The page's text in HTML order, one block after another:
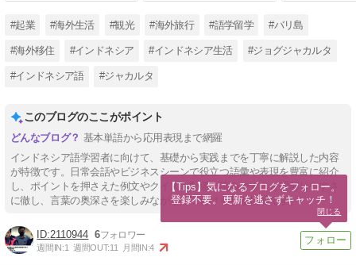
#起業 #海外生活 #観光 #海外旅行 #語学留学 #バリ島
#海外移住 #インドネシア #インドネシア生活 #ジョグジャカルタ
#インドネシア語 #ジャカルタ
このブログのここがポイント
基本単語から応用表現まで網羅
インドネシア語学習者に向けて、基礎から実践までを丁寧に解説した内容
が特徴です。日常会話やビジネスシーンで役立つ語彙や表現を豊富に紹介
し、ポイントを押さえた例文やクイズも配慮。読みやすさと理解しやすさ
に徹し、言葉の奥深さを楽しみながら身に付けられる構成です。
2110944 6
週間IN:1 週間OUT:11 月間IN:4
【Tips】気になるブログをフォロー。
登録不要。更新を逃さずキャッチ！
閉じる